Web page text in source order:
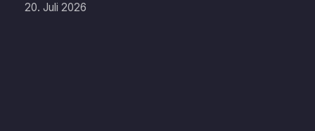
20. Juli 2026